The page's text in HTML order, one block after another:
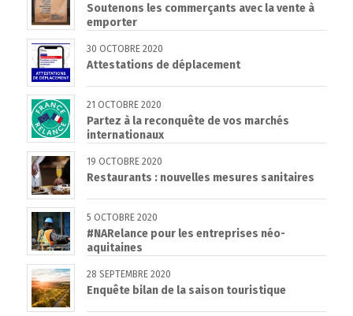
Soutenons les commerçants avec la vente à
emporter
30 OCTOBRE 2020
Attestations de déplacement
21 OCTOBRE 2020
Partez à la reconquête de vos marchés
internationaux
19 OCTOBRE 2020
Restaurants : nouvelles mesures sanitaires
5 OCTOBRE 2020
#NARelance pour les entreprises néo-
aquitaines
28 SEPTEMBRE 2020
Enquête bilan de la saison touristique